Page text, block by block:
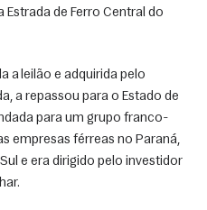
de Ferro Central do
a leilão e adquirida pelo
a repassou para o Estado de
para um grupo franco-
empresas férreas no Paraná,
e era dirigido pelo investidor